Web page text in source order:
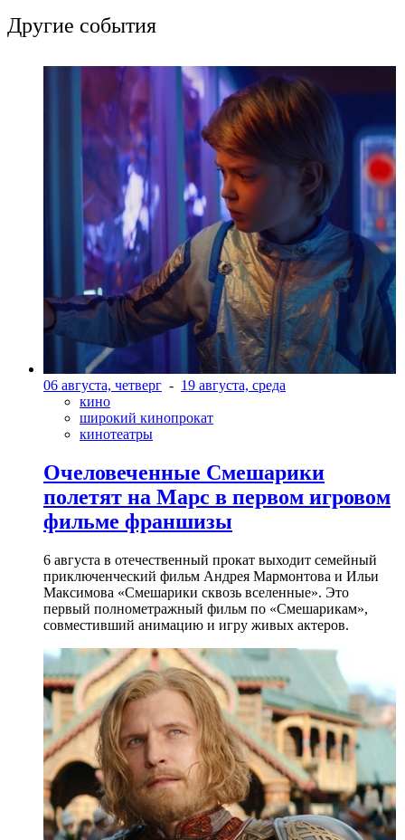
Другие события
06 августа, четверг - 19 августа, среда
кино
широкий кинопрокат
кинотеатры
Очеловеченные Смешарики
полетят на Марс в первом игровом
фильме франшизы
6 августа в отечественный прокат выходит семейный
приключенческий фильм Андрея Мармонтова и Ильи
Максимова «Смешарики сквозь вселенные». Это
первый полнометражный фильм по «Смешарикам»,
совместивший анимацию и игру живых актеров.